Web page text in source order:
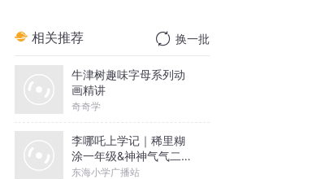
相关推荐 换一批
牛津树趣味字母系列动
画精讲
奇奇学
李哪吒上学记｜稀里糊
涂一年级&神神气气二年
级
东海小学广播站